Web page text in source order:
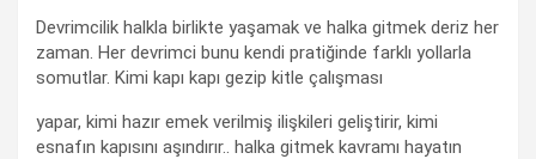
Devrimcilik halkla birlikte yaşamak ve halka gitmek deriz her
zaman. Her devrimci bunu kendi pratiğinde farklı yollarla
somutlar. Kimi kapı kapı gezip kitle çalışması
yapar, kimi hazır emek verilmiş ilişkileri geliştirir, kimi
esnafın kapısını aşındırır.. halka gitmek kavramı hayatın